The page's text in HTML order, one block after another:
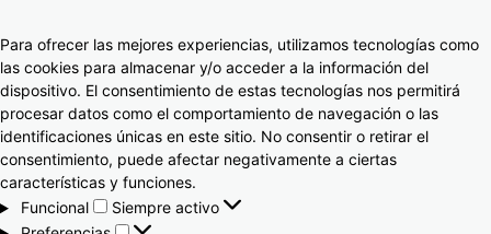
Para ofrecer las mejores experiencias, utilizamos tecnologías como
las cookies para almacenar y/o acceder a la información del
dispositivo. El consentimiento de estas tecnologías nos permitirá
procesar datos como el comportamiento de navegación o las
identificaciones únicas en este sitio. No consentir o retirar el
consentimiento, puede afectar negativamente a ciertas
características y funciones.
Funcional
Siempre activo